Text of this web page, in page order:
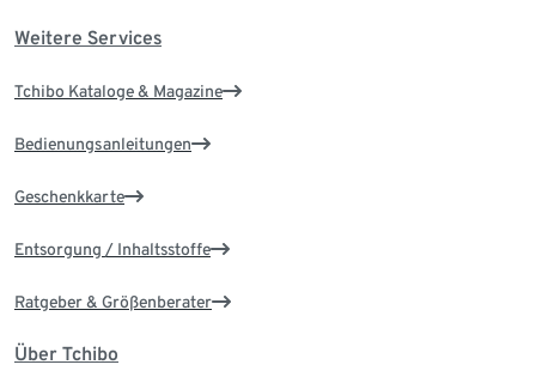
Weitere Services
Tchibo Kataloge & Magazine
Bedienungsanleitungen
Geschenkkarte
Entsorgung / Inhaltsstoffe
Ratgeber & Größenberater
Über Tchibo